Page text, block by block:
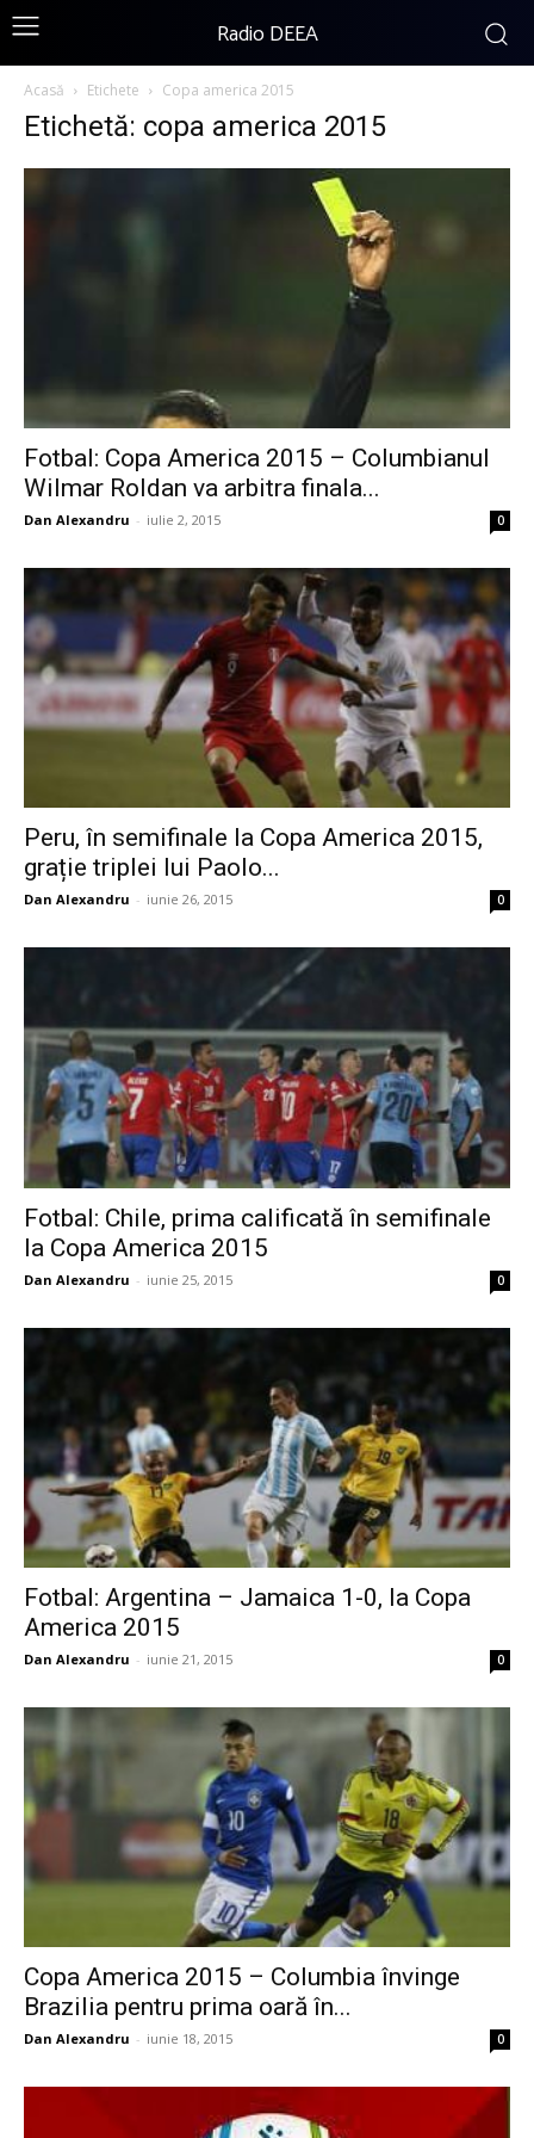
Radio DEEA
Acasă Etichete Copa america 2015
Etichetă: copa america 2015
Fotbal: Copa America 2015 – Columbianul
Wilmar Roldan va arbitra finala...
Dan Alexandru - iulie 2, 2015 0
Peru, în semifinale la Copa America 2015,
grație triplei lui Paolo...
Dan Alexandru - iunie 26, 2015 0
Fotbal: Chile, prima calificată în semifinale
la Copa America 2015
Dan Alexandru - iunie 25, 2015 0
Fotbal: Argentina – Jamaica 1-0, la Copa
America 2015
Dan Alexandru - iunie 21, 2015 0
Copa America 2015 – Columbia învinge
Brazilia pentru prima oară în...
Dan Alexandru - iunie 18, 2015 0